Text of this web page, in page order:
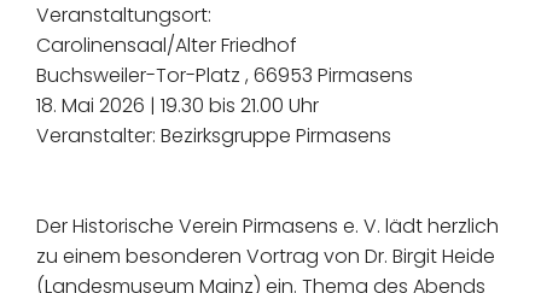
Veranstaltungsort:
Carolinensaal/Alter Friedhof
Buchsweiler-Tor-Platz , 66953 Pirmasens
18. Mai 2026 | 19.30 bis 21.00 Uhr
Veranstalter: Bezirksgruppe Pirmasens
Der Historische Verein Pirmasens e. V. lädt herzlich
zu einem besonderen Vortrag von Dr. Birgit Heide
(Landesmuseum Mainz) ein. Thema des Abends